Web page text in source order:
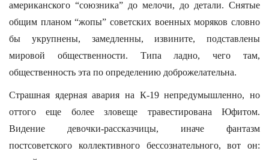
американского “союзника” до мелочи, до детали. Снятые
общим планом “жопы” советских военных моряков словно
бы укрупнены, замедленны, извините, подставлены
мировой общественности. Типа ладно, чего там,
общественность эта по определению доброжелательна.
Страшная ядерная авария на К-19 непредумышленно, но
оттого еще более зловеще травестирована Юфитом.
Видение девочки-рассказчицы, иначе фантазм
постсоветского коллективного бессознательного, вот он: